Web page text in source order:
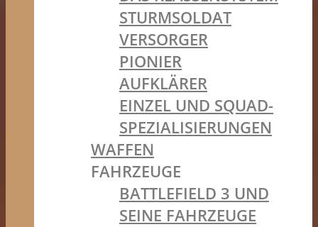
STURMSOLDAT
VERSORGER
PIONIER
AUFKLÄRER
EINZEL UND SQUAD-
SPEZIALISIERUNGEN
WAFFEN
FAHRZEUGE
BATTLEFIELD 3 UND
SEINE FAHRZEUGE